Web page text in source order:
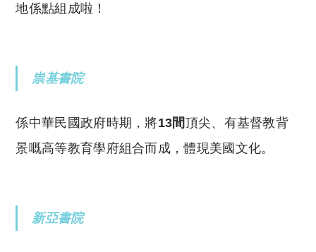
地係點組成啦！
祟基書院
係中華民國政府時期，將13間頂尖、有基督教背
景嘅高等教育學府組合而成，體現美國文化。
新亞書院